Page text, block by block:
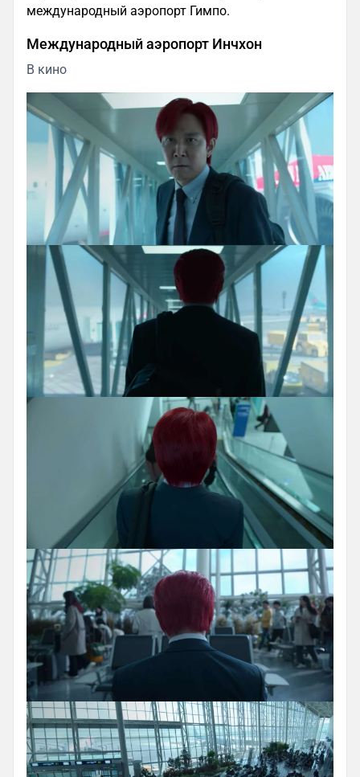
международный аэропорт Гимпо.
Международный аэропорт Инчхон
В кино